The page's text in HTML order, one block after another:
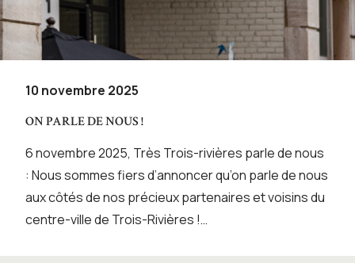
10 novembre 2025
ON PARLE DE NOUS !
6 novembre 2025, Très Trois-rivières parle de nous
: Nous sommes fiers d’annoncer qu’on parle de nous
aux côtés de nos précieux partenaires et voisins du
centre-ville de Trois-Rivières !…